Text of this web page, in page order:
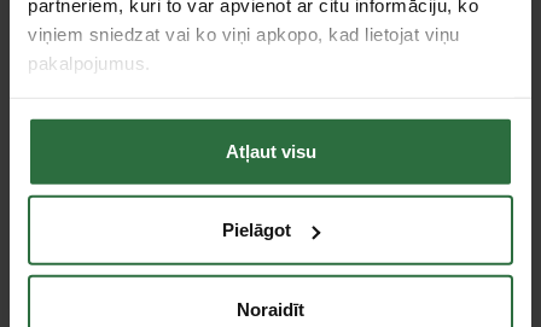
partneriem, kuri to var apvienot ar citu informāciju, ko
viņiem sniedzat vai ko viņi apkopo, kad lietojat viņu
pakalpojumus.
Atļaut visu
Pielāgot
Noraidīt
Specifikācija
Tie, kas apskatīja šo preci, tāpat interesējās par...
Failed to load product list.